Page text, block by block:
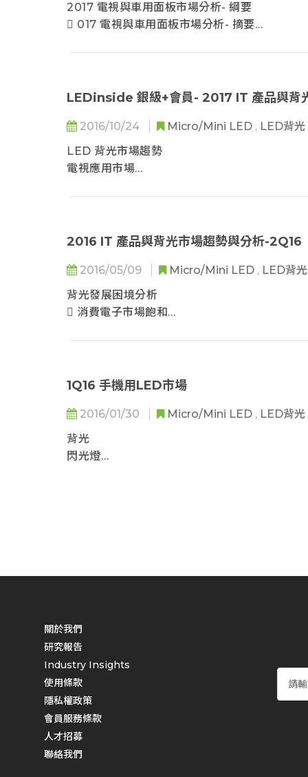
2017- 2018年的智慧手機品牌出貨
國際手機市場出貨分析
手機閃光燈 LED 供應鏈
2017 電視與車用面板市場分析- 綱要
 017 電視與車用面板市場分析- 摘要
 2016-2021 電視出貨數量預估
 2017 電視出貨數量預估- 依電視品牌別
 2016-2017 TV 產品規劃
 2017-2018 電視WCG 解決方案
 2017年LED產品規格於直下式電視應用
 先進電視發展趨勢- OLED TV
 先進電視發展趨勢- Laser TV
 車用面板用LED市場產值: 需求增加，帶動車
 車用面板- 應用機會與功能訴求
 車用面板- 供應鏈與LED產品規格
LEDinside 銀級+會員- 2017 IT 產品與背
2016/10/24 Micro/Mini LED , LED背光
LED 背光市場趨勢
電視應用市場
2016 IT 產品與背光市場趨勢與分析-2Q16
2016/05/09 Micro/Mini LED , LED背光
背光發展困境分析
 消費電子市場飽和
 總結背光LED產值面臨的四大衝擊
OLED對顯示市場的衝擊
 OLED面板全球佈局
 OLED產能擴充
 創維
 康佳
 海爾
1Q16 手機用LED市場
2016/01/30 Micro/Mini LED , LED背光
背光
閃光燈
關於我們
研究報告
Industry Insights
使用條款
隱私權政策
會員服務條款
人才招募
聯絡我們